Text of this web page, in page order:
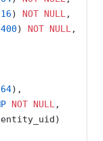
16) NOT NULL
400) NOT NULL,
64
NOT NULL,